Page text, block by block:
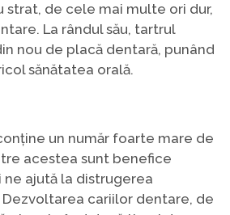
strat, de cele mai multe ori dur,
La rândul său, tartrul
nou de placă dentară, punând
sănătatea orală.
un număr foarte mare de
acestea sunt benefice
ne ajută la distrugerea
cariilor dentare, de